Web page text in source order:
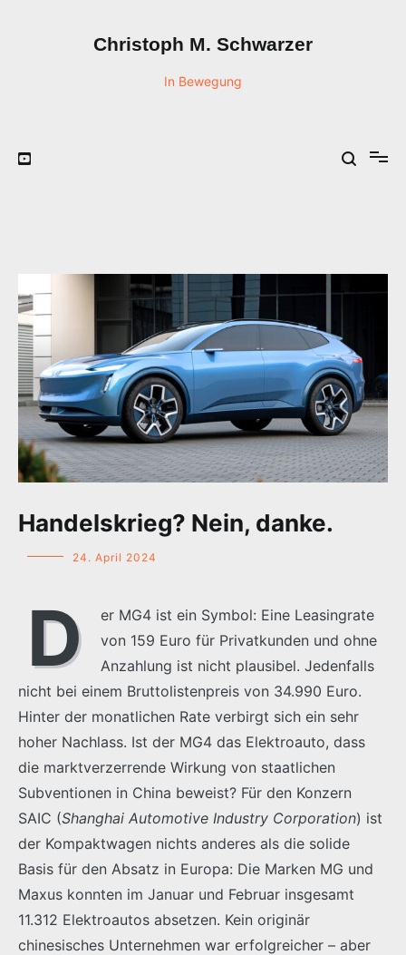
Christoph M. Schwarzer
In Bewegung
Handelskrieg? Nein, danke.
24. April 2024
D
er MG4 ist ein Symbol: Eine Leasingrate
von 159 Euro für Privatkunden und ohne
Anzahlung ist nicht plausibel. Jedenfalls
nicht bei einem Bruttolistenpreis von 34.990 Euro.
Hinter der monatlichen Rate verbirgt sich ein sehr
hoher Nachlass. Ist der MG4 das Elektroauto, dass
die marktverzerrende Wirkung von staatlichen
Subventionen in China beweist? Für den Konzern
SAIC (Shanghai Automotive Industry Corporation) ist
der Kompaktwagen nichts anderes als die solide
Basis für den Absatz in Europa: Die Marken MG und
Maxus konnten im Januar und Februar insgesamt
11.312 Elektroautos absetzen. Kein originär
chinesisches Unternehmen war erfolgreicher – aber